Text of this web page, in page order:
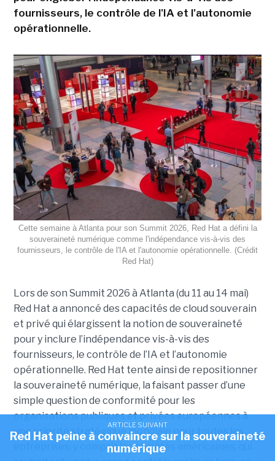
ARTICLE SUIVANT
Red Hat peine à convaincre sur la souveraineté
numérique
fournisseurs, le contrôle de l'IA et l'autonomie
opérationnelle.
Cette semaine à Atlanta pour son Summit 2026, Red Hat a défini la
souveraineté numérique comme l'indépendance vis-à-vis des
fournisseurs, le contrôle de l'IA et l'autonomie opérationnelle. (Crédit
Red Hat)
Lors de son Summit 2026 à Atlanta (du 11 au 14 mai)
Red Hat a annoncé des capacités de cloud souverain
et privé qui élargissent la notion de souveraineté
pour y inclure l’indépendance vis-à-vis des
fournisseurs, le contrôle de l’IA et l’autonomie
opérationnelle. Red Hat tente ainsi de repositionner
la souveraineté numérique, la faisant passer d’une
simple question de conformité pour les
organisations publiques et privées européennes à
une priorité stratégique mondiale pour toutes les
entreprises, y compris les sociétés américaines, qui